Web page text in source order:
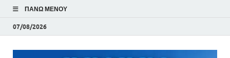
ΠΆΝΩ ΜΕΝΟΎ
07/08/2026